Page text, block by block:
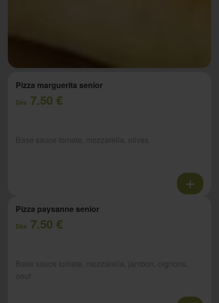
Pizza marguerita senior
Dès 7.50 €
Pizza paysanne senior
Dès 7.50 €